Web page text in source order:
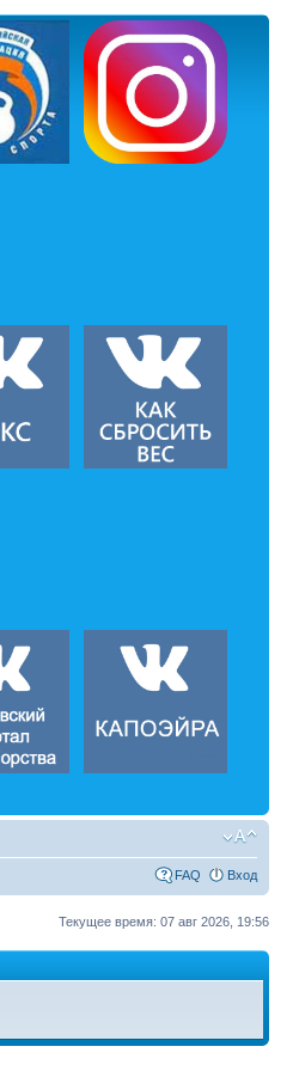
FAQ Вход
Текущее время: 07 авг 2026, 19:56